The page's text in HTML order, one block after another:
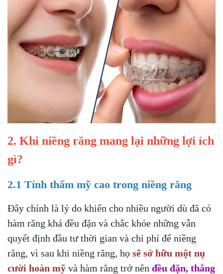
2. Khi niềng răng mang lại những lợi ích
gì?
2.1 Tính thẩm mỹ cao trong niềng răng
Đây chính là lý do khiến cho nhiều người dù đã có
hàm răng khá đều đặn và chắc khỏe những vẫn
quyết định đầu tư thời gian và chi phí để niềng
răng, vì sau khi niềng răng, họ sẽ sở hữu một nụ
cười hoàn mỹ và hàm răng trở nên đều đặn, thẳng